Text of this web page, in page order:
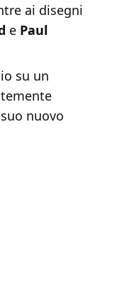
ai disegni
e Paul
su un
nuovo